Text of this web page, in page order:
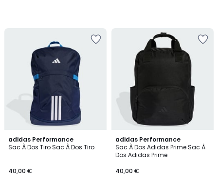
adidas Performance
Sac À Dos Tiro Sac À Dos Tiro
40,00 €
2
Couleurs
adidas Performance
Sac À Dos Adidas Prime Sac À
Dos Adidas Prime
40,00 €
5
/
5
3
Couleurs